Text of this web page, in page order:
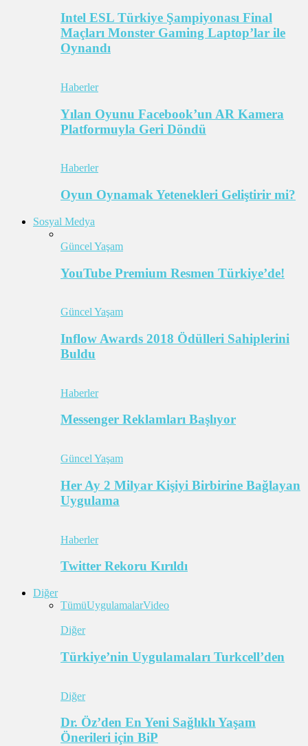
Intel ESL Türkiye Şampiyonası Final
Maçları Monster Gaming Laptop’lar ile
Oynandı
Haberler
Yılan Oyunu Facebook’un AR Kamera
Platformuyla Geri Döndü
Haberler
Oyun Oynamak Yetenekleri Geliştirir mi?
Sosyal Medya
Güncel Yaşam
YouTube Premium Resmen Türkiye’de!
Güncel Yaşam
Inflow Awards 2018 Ödülleri Sahiplerini
Buldu
Haberler
Messenger Reklamları Başlıyor
Güncel Yaşam
Her Ay 2 Milyar Kişiyi Birbirine Bağlayan
Uygulama
Haberler
Twitter Rekoru Kırıldı
Diğer
TümüUygulamalarVideo
Diğer
Türkiye’nin Uygulamaları Turkcell’den
Diğer
Dr. Öz’den En Yeni Sağlıklı Yaşam
Önerileri için BiP